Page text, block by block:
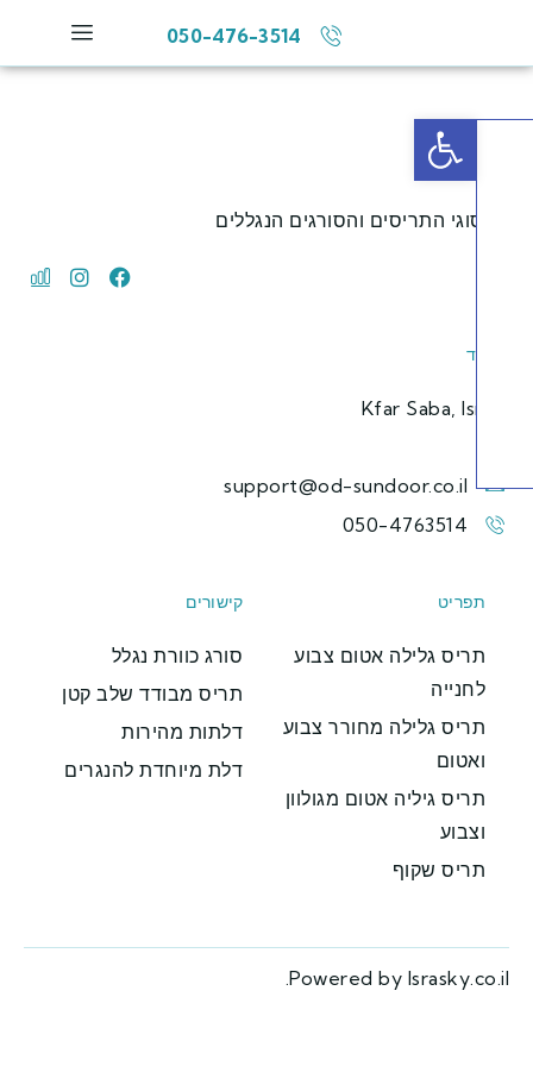
050-476-3514
התריסים והסורגים הנגללים
Kfar Saba,
support@od-sundoor.co.il
050-4763514
גלילה אטום צבוע
גלילה מחורר צבוע
גיליה אטום מגולוון
שקוף
קישורים
סורג כוורת נגלל
תריס מבודד שלב קטן
דלתות מהירות
דלת מיוחדת להנגרים
Powered by
.
פתח סרגל נגישות